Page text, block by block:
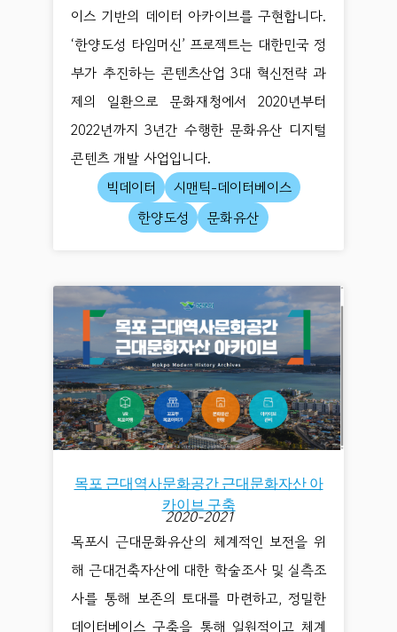
이스 기반의 데이터 아카이브를 구현합니다.
‘한양도성 타임머신’ 프로젝트는 대한민국 정
부가 추진하는 콘텐츠산업 3대 혁신전략 과
제의 일환으로 문화재청에서 2020년부터
2022년까지 3년간 수행한 문화유산 디지털
콘텐츠 개발 사업입니다.
빅데이터
시맨틱-데이터베이스
한양도성
문화유산
목포 근대역사문화공간 근대문화자산 아
카이브 구축
2020-2021
목포시 근대문화유산의 체계적인 보전을 위
해 근대건축자산에 대한 학술조사 및 실측조
사를 통해 보존의 토대를 마련하고, 정밀한
데이터베이스 구축을 통해 일원적이고 체계